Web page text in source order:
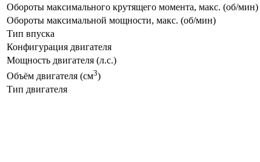
Обороты максимального крутящего момента, макс. (об/мин)
Обороты максимальной мощности, макс. (об/мин)
Тип впуска
Конфигурация двигателя
Мощность двигателя (л.с.)
Объём двигателя (см3)
Тип двигателя